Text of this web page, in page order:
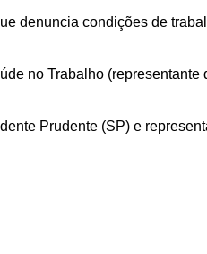
denuncia condições de
no Trabalho (representante
Prudente (SP) e